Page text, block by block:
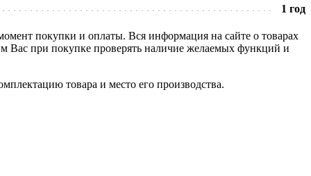
1 год
покупки и оплаты. Вся информация на сайте о товарах
Вас при покупке проверять наличие желаемых функций и
товара и место его производства.